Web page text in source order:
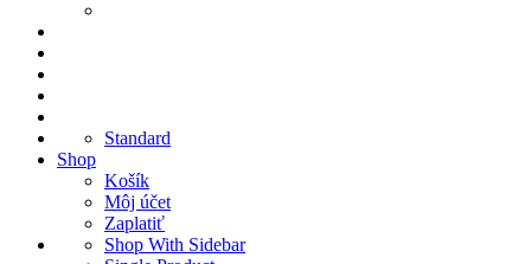
Standard
Shop
Košík
Môj účet
Zaplatiť
Shop With Sidebar